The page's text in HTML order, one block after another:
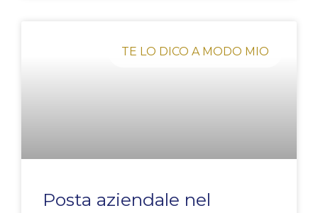
TE LO DICO A MODO MIO
Posta aziendale nel